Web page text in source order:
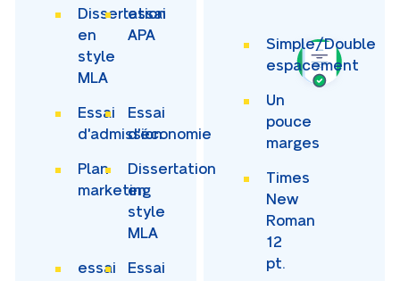
Dissertation
en
style
MLA
essai
APA
Essai
d'admission
Essai
d'économie
Plan
marketing
Dissertation
en
style
MLA
essai
Essai
Simple/Double
espacement
Un
pouce
marges
Times
New
Roman
12
pt.